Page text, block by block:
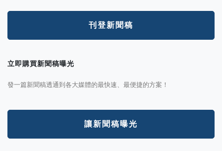
刊登新聞稿
立即購買新聞稿曝光
發一篇新聞稿透通到各大媒體的最快速、最便捷的方案！
讓新聞稿曝光